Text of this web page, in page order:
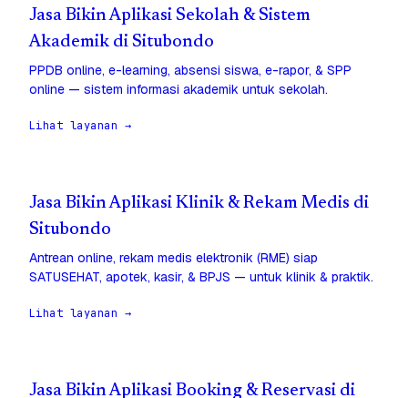
Jasa Bikin Aplikasi Sekolah & Sistem
Akademik di Situbondo
PPDB online, e-learning, absensi siswa, e-rapor, & SPP
online — sistem informasi akademik untuk sekolah.
Lihat layanan →
Jasa Bikin Aplikasi Klinik & Rekam Medis di
Situbondo
Antrean online, rekam medis elektronik (RME) siap
SATUSEHAT, apotek, kasir, & BPJS — untuk klinik & praktik.
Lihat layanan →
Jasa Bikin Aplikasi Booking & Reservasi di